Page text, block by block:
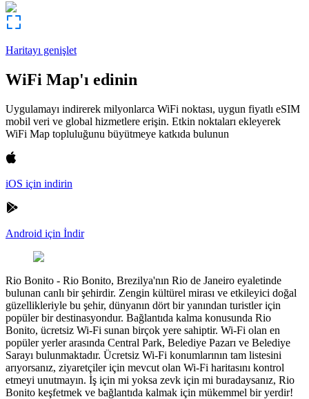
Haritayı genişlet
WiFi Map'ı edinin
Uygulamayı indirerek milyonlarca WiFi noktası, uygun fiyatlı eSIM
mobil veri ve global hizmetlere erişin. Etkin noktaları ekleyerek
WiFi Map topluluğunu büyütmeye katkıda bulunun
iOS için indirin
Android için İndir
Rio Bonito - Rio Bonito, Brezilya'nın Rio de Janeiro eyaletinde
bulunan canlı bir şehirdir. Zengin kültürel mirası ve etkileyici doğal
güzellikleriyle bu şehir, dünyanın dört bir yanından turistler için
popüler bir destinasyondur. Bağlantıda kalma konusunda Rio
Bonito, ücretsiz Wi-Fi sunan birçok yere sahiptir. Wi-Fi olan en
popüler yerler arasında Central Park, Belediye Pazarı ve Belediye
Sarayı bulunmaktadır. Ücretsiz Wi-Fi konumlarının tam listesini
arıyorsanız, ziyaretçiler için mevcut olan Wi-Fi haritasını kontrol
etmeyi unutmayın. İş için mi yoksa zevk için mi buradaysanız, Rio
Bonito keşfetmek ve bağlantıda kalmak için mükemmel bir yerdir!